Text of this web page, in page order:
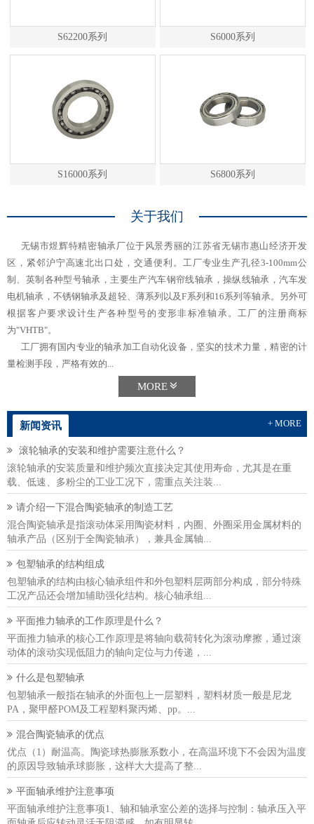
S62200系列 S6000系列
S16000系列 S6800系列
关于我们
无锡市煜辉特精密轴承厂位于风景秀丽的江苏省无锡市惠山经济开发
区，紧邻沪宁高速北出口处，交通便利。工厂专业生产孔径3-100mm公
制、英制各种型号轴承，主要生产汽车钢帘线轴承，操纵线轴承，汽车发
电机轴承，不锈钢轴承及超轻、薄系列以及F系列和16系列等轴承。另外可
根据客户要求设计生产各种型号的变形非标准轴承。工厂的注册商标
为"VHTB"。
工厂拥有国内专业的轴承加工自动化设备，坚实的技术力量，精密的计
量检测手段，严格有效的...
MORE
新闻资讯 + MORE
滚轮轴承的安装和维护需要注意什么？
滚轮轴承的安装质量和维护频次直接决定其使用寿命，尤其是在重
载、低速、多粉尘的工业工况下，需重点关注装...
请介绍一下混合陶瓷轴承的制造工艺
混合陶瓷轴承是指滚动体采用陶瓷材料，内圈、外圈采用金属材料的
轴承产品（区别于全陶瓷轴承），兼具金属轴...
包塑轴承的结构组成
包塑轴承的结构由核心轴承组件和外包塑料层两部分构成，部分特殊
工况产品还会增加辅助强化结构。核心轴承组...
平面推力轴承的工作原理是什么？
平面推力轴承的核心工作原理是将轴向载荷转化为滚动摩擦，通过滚
动体的滚动实现低阻力的轴向定位与力传递，...
什么是包塑轴承
包塑轴承一般指在轴承的外面包上一层塑料，塑料材质一般是尼龙
PA，聚甲醛POM及工程塑料聚丙烯、pp。...
混合陶瓷轴承的优点
优点（1）耐温高。陶瓷球热膨胀系数小，在高温环境下不会因为温度
的原因导致轴承球膨胀，这样大大提高了整...
平面轴承维护注意事项
平面轴承维护注意事项1、轴和轴承室公差的选择与控制：轴承压入平